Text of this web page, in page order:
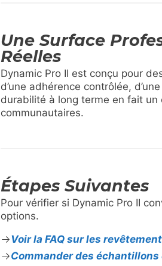
Une Surface
Réelles
Dynamic Pro II est conçu pour
d’une adhérence contrôlée,
durabilité à long terme en fait
communautaires.
Étapes Suivantes
Pour vérifier si Dynamic Pro II
options.
Voir la FAQ sur les
Commander des